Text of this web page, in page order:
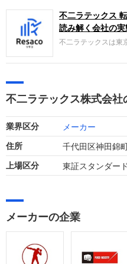
不二ラテックス
読み解く会社の実
不二ラテックスは東
コンドームなどの
食品容器の製造・販
となりました。
不二ラテックス株式会社
業界区分 メーカー
住所 千代田区神田錦
上場区分 東証スタンダード
メーカーの企業